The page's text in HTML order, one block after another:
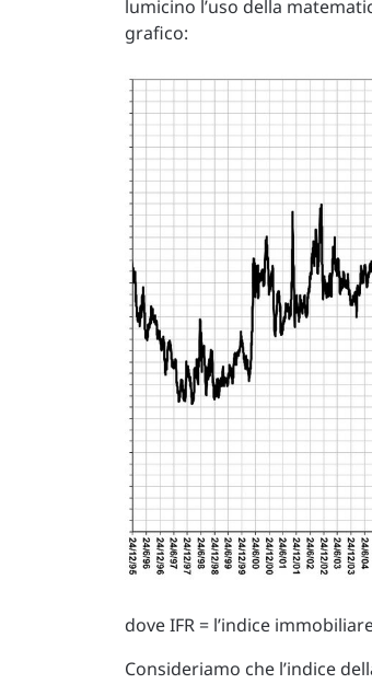
lumicino l’uso della
grafico:
dove IFR = l’indice
Consideriamo che l’indice